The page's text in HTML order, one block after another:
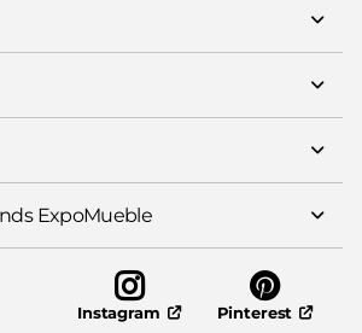
ExpoMueble
Instagram Pinterest